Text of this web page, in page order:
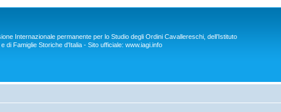
Internazionale permanente per lo Studio degli Ordini Cavallereschi, dell’Istituto
di Famiglie Storiche d'Italia - Sito ufficiale: www.iagi.info